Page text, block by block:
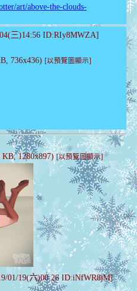
art/above-the-clouds-
三)14:56 ID:RIy8MWZA]
736x436) [以預覽圖顯示]
KB, 1280x897)[以預覽圖顯示]
01/19(六)00:26 ID:iNfWR8jM]